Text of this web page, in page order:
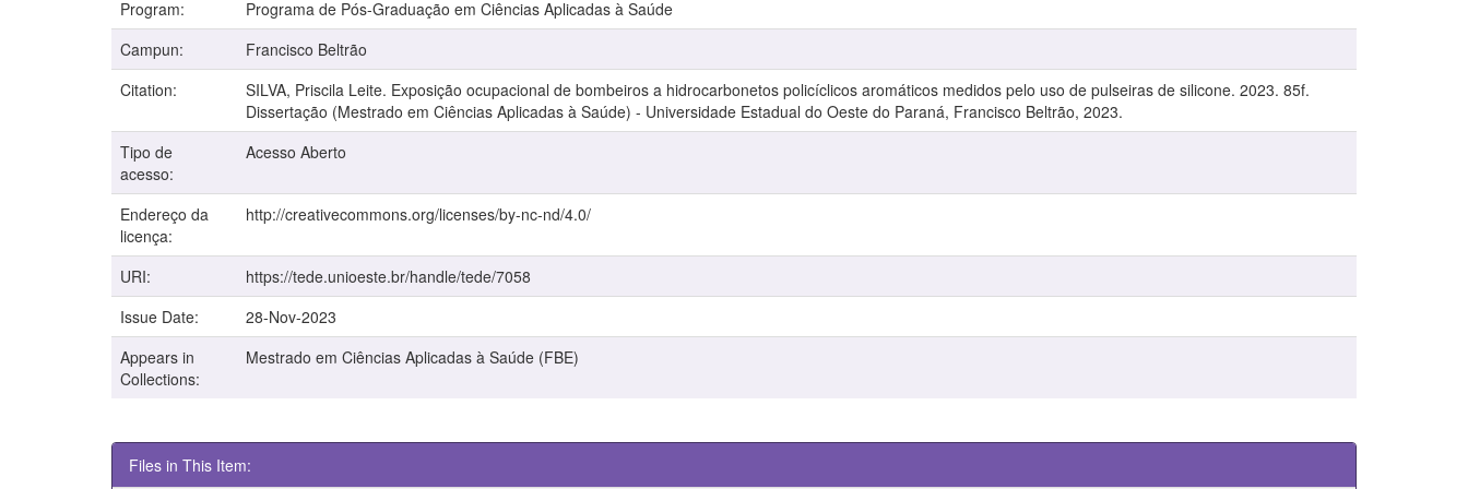
Program:
Programa de Pós-Graduação em Ciências Aplicadas à Saúde
Campun:
Francisco Beltrão
Citation:
SILVA, Priscila Leite. Exposição ocupacional de bombeiros a hidrocarbonetos policíclicos aromáticos medidos pelo uso de pulseiras de silicone. 2023. 85f.
Dissertação (Mestrado em Ciências Aplicadas à Saúde) - Universidade Estadual do Oeste do Paraná, Francisco Beltrão, 2023.
Tipo de
acesso:
Acesso Aberto
Endereço da
licença:
http://creativecommons.org/licenses/by-nc-nd/4.0/
URI:
https://tede.unioeste.br/handle/tede/7058
Issue Date:
28-Nov-2023
Appears in
Collections:
Mestrado em Ciências Aplicadas à Saúde (FBE)
Files in This Item: